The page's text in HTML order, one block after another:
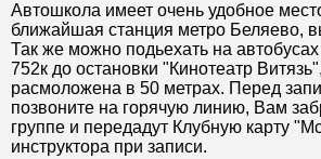
Автошкола имеет очень удобное
ближайшая станция метро Беляево,
Так же можно подьехать на
752к до остановки "Кинотеатр
расмоложена в 50 метрах. Перед
позвоните на горячую линию, Вам
группе и передадут Клубную карту
инструктора при записи.